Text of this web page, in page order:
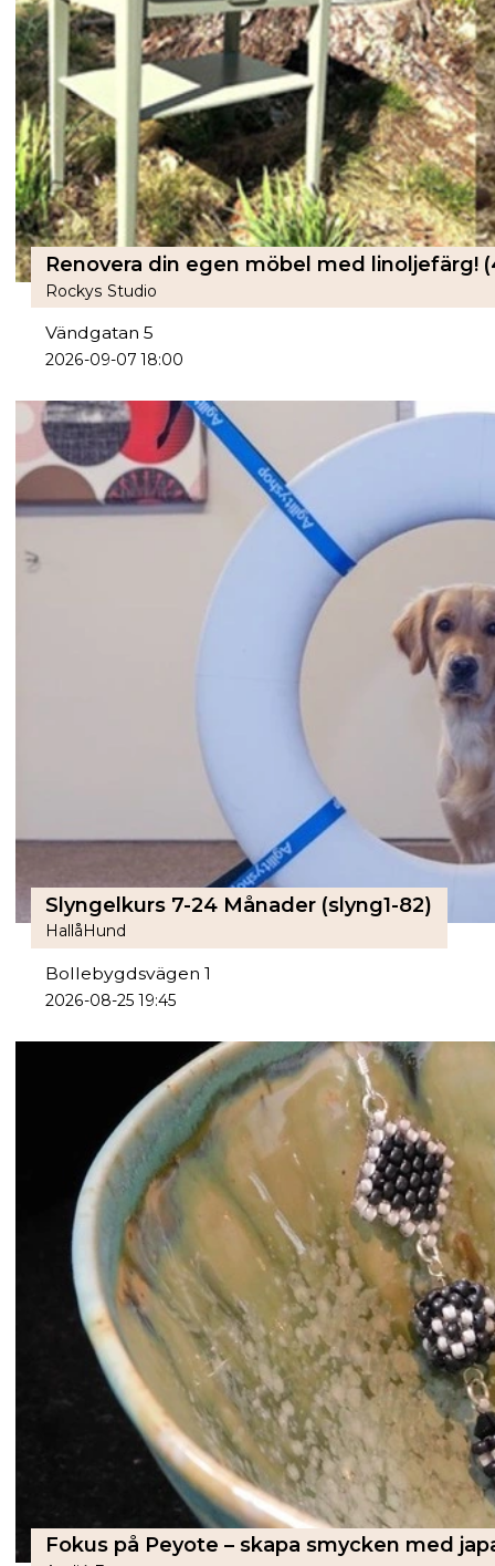
Rockys Studio
Vändgatan 5
2026-09-07 18:00
Slyngelkurs 7-24 Månader (slyng1-82)
HallåHund
Bollebygdsvägen 1
2026-08-25 19:45